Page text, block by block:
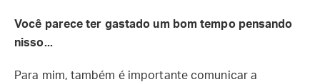
Você parece ter gastado um bom tempo pensando
nisso...
Para mim, também é importante comunicar a